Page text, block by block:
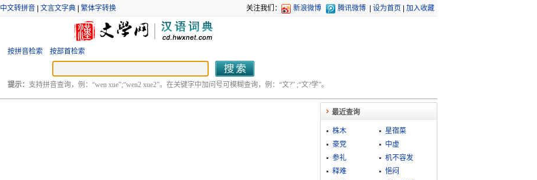
中文转拼音| 文言文字典| 繁体字转换 关注我们： 新浪微博 腾讯微博 设为首页 加入收藏
按拼音检索 按部首检索
提示： 支持拼音查询，例：“wen xue”;“wen2 xue2”。在关键字中加问号可模糊查询，例：“文?” ;“文?学”。
最近查询
株木
星宿菜
豪党
中虚
参礼
机不容发
释难
悒闷